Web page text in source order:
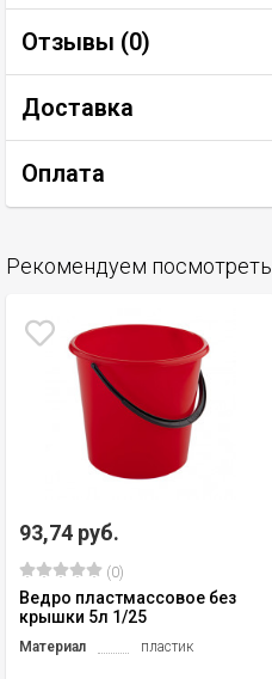
Отзывы (0)
Доставка
Оплата
Рекомендуем посмотреть
93,74 руб.
(0)
Ведро пластмассовое без
крышки 5л 1/25
Материал пластик